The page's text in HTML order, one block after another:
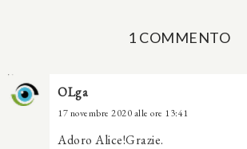
1 COMMENTO
OLga
17 novembre 2020 alle ore 13:41
Adoro Alice!Grazie.